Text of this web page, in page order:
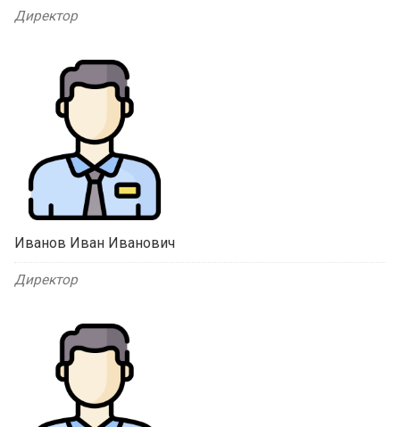
Директор
Иванов Иван Иванович
Директор